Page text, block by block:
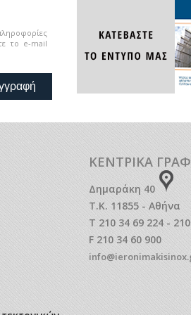
το e-mail
ΚΕΝΤΡΙΚΑ
Δημαράκη 40
Τ.Κ. 11855 - Αθήνα
T 210 34 69 224 -
F 210 34 60 900